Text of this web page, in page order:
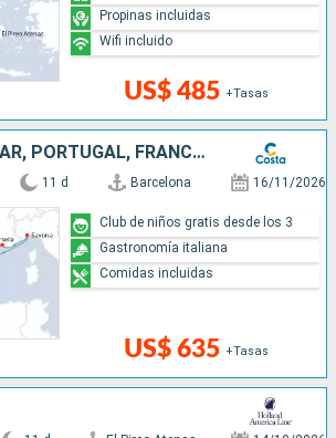
US$ 485 +Tasas
Propinas incluidas
Wifi incluido
ESPAÑA, GIBRALTAR, PORTUGAL, FRANCIA, ITALIA
11 d Barcelona 16/11/2026
US$ 635 +Tasas
Club de niños gratis desde los 3
Gastronomía italiana
Comidas incluidas